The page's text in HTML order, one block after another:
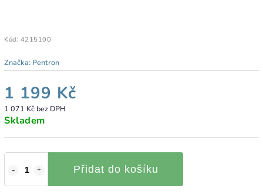
Kód: 4215100
Značka: Pentron
1 199 Kč
1 071 Kč bez DPH
Skladem
Přidat do košíku